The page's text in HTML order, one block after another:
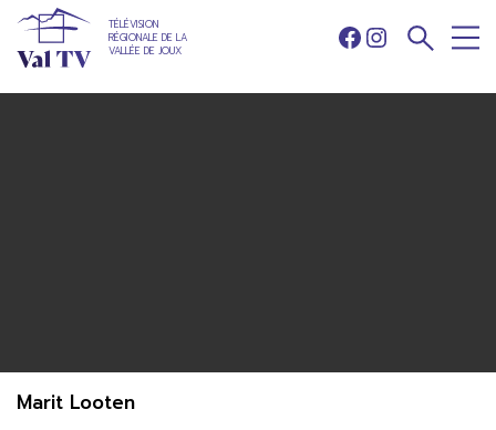
TÉLÉVISION
RÉGIONALE DE LA
VALLÉE DE JOUX
Facebook
Instagram
Marit Looten